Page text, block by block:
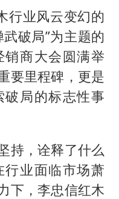
空调发明出来竟然不是为了给人降温
现强大韧性和活力
行业风云变幻的
破局”为主题的
商大会圆满举
要里程碑，更是
局的标志性事
持，诠释了什么
业面临市场萧
下，李忠信红木